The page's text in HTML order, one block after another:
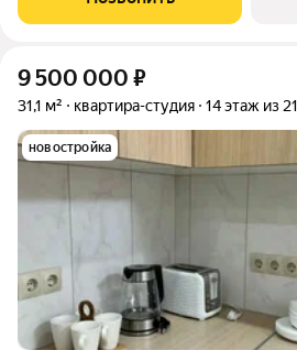
oт 3 м, apоматы цветов во
9 500 000 ₽
31,1 м² квартира-студия 14 этаж из 21
новостройка